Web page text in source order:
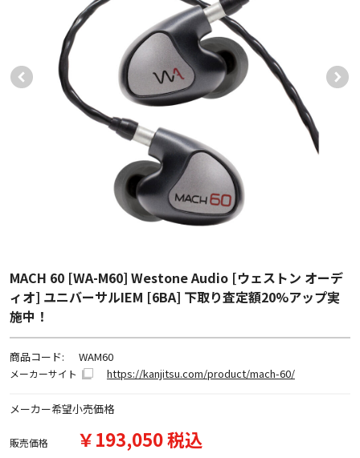
MACH 60 [WA-M60] Westone Audio [ウェストン オーデ
ィオ] ユニバーサルIEM [6BA] 下取り査定額20%アップ実
施中！
商品コード: WAM60
メーカーサイト https://kanjitsu.com/product/mach-60/
メーカー希望小売価格
販売価格 ￥193,050 税込